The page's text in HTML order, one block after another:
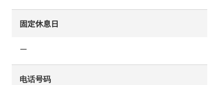
固定休息日
ー
电话号码